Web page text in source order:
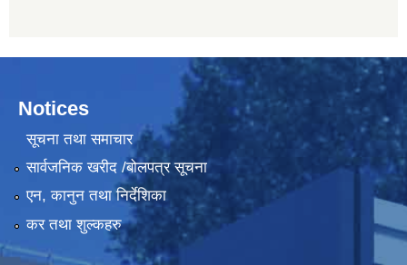
Notices
सूचना तथा समाचार
सार्वजनिक खरीद /बोलपत्र सूचना
एन, कानुन तथा निर्देशिका
कर तथा शुल्कहरु